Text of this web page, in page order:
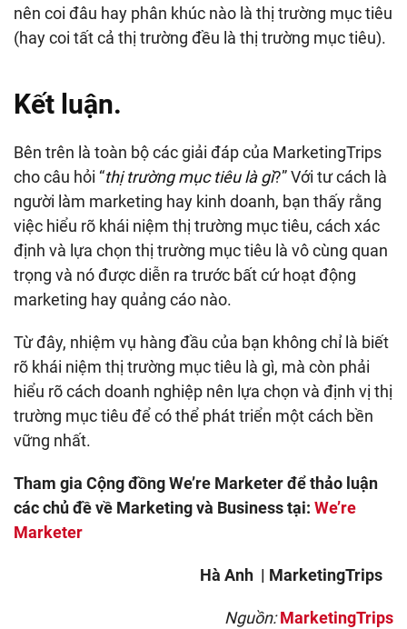
nên coi đâu hay phân khúc nào là thị trường mục tiêu
(hay coi tất cả thị trường đều là thị trường mục tiêu).
Kết luận.
Bên trên là toàn bộ các giải đáp của MarketingTrips
cho câu hỏi “thị trường mục tiêu là gì?” Với tư cách là
người làm marketing hay kinh doanh, bạn thấy rằng
việc hiểu rõ khái niệm thị trường mục tiêu, cách xác
định và lựa chọn thị trường mục tiêu là vô cùng quan
trọng và nó được diễn ra trước bất cứ hoạt động
marketing hay quảng cáo nào.
Từ đây, nhiệm vụ hàng đầu của bạn không chỉ là biết
rõ khái niệm thị trường mục tiêu là gì, mà còn phải
hiểu rõ cách doanh nghiệp nên lựa chọn và định vị thị
trường mục tiêu để có thể phát triển một cách bền
vững nhất.
Tham gia Cộng đồng We’re Marketer để thảo luận
các chủ đề về Marketing và Business tại: We’re
Marketer
Hà Anh | MarketingTrips
Nguồn: MarketingTrips